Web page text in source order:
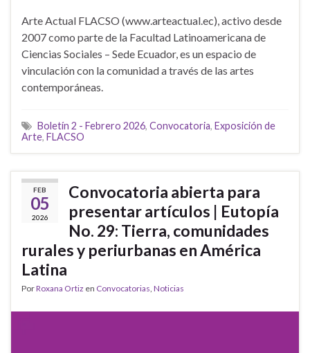
Arte Actual FLACSO (www.arteactual.ec), activo desde
2007 como parte de la Facultad Latinoamericana de
Ciencias Sociales – Sede Ecuador, es un espacio de
vinculación con la comunidad a través de las artes
contemporáneas.
Boletín 2 - Febrero 2026, Convocatoria, Exposición de
Arte, FLACSO
FEB
05
2026
Convocatoria abierta para
presentar artículos | Eutopía
No. 29: Tierra, comunidades
rurales y periurbanas en América
Latina
PorRoxana Ortiz en Convocatorias, Noticias